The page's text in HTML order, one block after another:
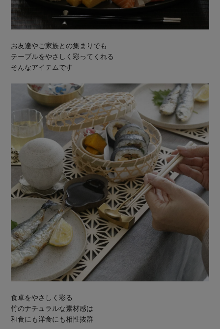
お友達やご家族との集まりでも
テーブルをやさしく彩ってくれる
そんなアイテムです
食卓をやさしく彩る
竹のナチュラルな素材感は
和食にも洋食にも相性抜群